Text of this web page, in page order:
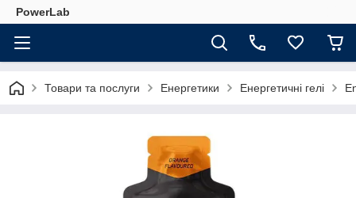
PowerLab
Товари та послуги Енергетики Енергетичні гелі